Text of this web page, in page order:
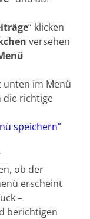
” klicken
versehen
unten im Menü
die richtige
speichern”
ob der
erscheint
–
berichtigen